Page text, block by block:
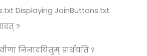
Displaying JoinButtons.txt.
?
वीणां निनादयितुम् प्रार्थयति ?